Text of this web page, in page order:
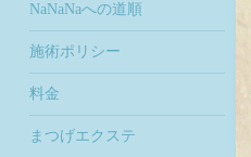
NaNaNaへの道順
施術ポリシー
料金
まつげエクステ